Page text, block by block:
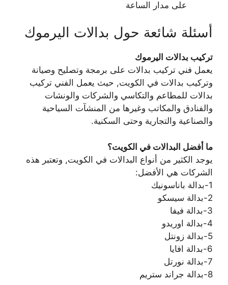
على مدار الساعة
أسئلة شائعة حول بدالات اليرموك
تركيب بدالات اليرموك
يعمل فني تركيب بدالات على برمجة وتصليح وصيانة
وتركيب بدالات في الكويت, حيث يعمل الفني تركيب
بدالات للمطاعم والتكاسي والشركات والونشات
والفنادق والمكاتب وغيرها من المنشآت السياحية
والصناعية والتجارية وحتى السكنية.
ما أفضل البدالات في الكويت؟
يوجد الكثير من أنواع البدالات في الكويت, وتعتبر هذه
الشركات هي الأفضل:
1-بدالة باناسونيك
2-بدالة سيسكو
3-بدالة فيفا
4-بدالة اوريدو
5-بدالة زونتل
6-بدالة افايا
7-بدالة نورتل
8-بدالة جراند ستريم